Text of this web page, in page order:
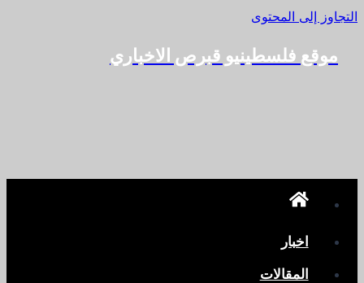
التجاوز إلى المحتوى
موقع فلسطينيو قبرص الاخباري
اخبار
المقالات